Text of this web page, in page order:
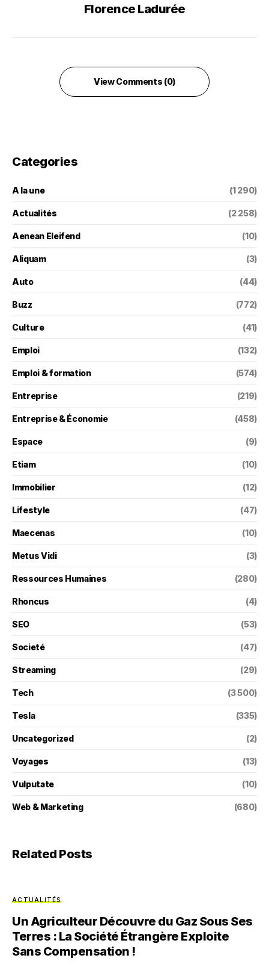
Florence Ladurée
View Comments (0)
Categories
A la une (1 290)
Actualités (2 258)
Aenean Eleifend (10)
Aliquam (3)
Auto (44)
Buzz (772)
Culture (41)
Emploi (132)
Emploi & formation (574)
Entreprise (219)
Entreprise & Économie (458)
Espace (9)
Etiam (10)
Immobilier (12)
Lifestyle (47)
Maecenas (10)
Metus Vidi (3)
Ressources Humaines (280)
Rhoncus (4)
SEO (53)
Societé (47)
Streaming (29)
Tech (3 500)
Tesla (335)
Uncategorized (2)
Voyages (13)
Vulputate (10)
Web & Marketing (680)
Related Posts
ACTUALITÉS
Un Agriculteur Découvre du Gaz Sous Ses
Terres : La Société Étrangère Exploite
Sans Compensation !